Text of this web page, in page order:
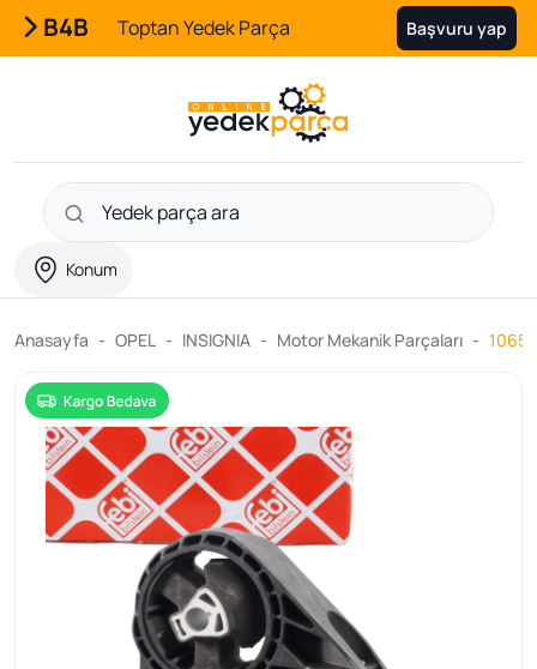
B4B Toptan Yedek Parça Başvuru yap
Konum
Anasayfa OPEL INSIGNIA Motor Mekanik Parçaları